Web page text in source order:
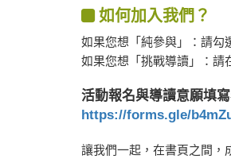
如何加入我們？
如果您想「純參與」：請勾
如果您想「挑戰導讀」：請
活動報名與導讀意願填
https://forms.gle/
讓我們一起，在書頁之間，